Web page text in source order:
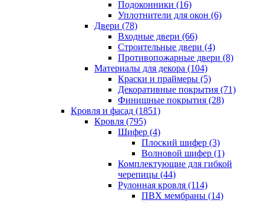
Подоконники (16)
Уплотнители для окон (6)
Двери (78)
Входные двери (66)
Строительные двери (4)
Противопожарные двери (8)
Материалы для декора (104)
Краски и праймеры (5)
Декоративные покрытия (71)
Финишные покрытия (28)
Кровля и фасад (1851)
Кровля (795)
Шифер (4)
Плоский шифер (3)
Волновой шифер (1)
Комплектующие для гибкой
черепицы (44)
Рулонная кровля (114)
ПВХ мембраны (14)